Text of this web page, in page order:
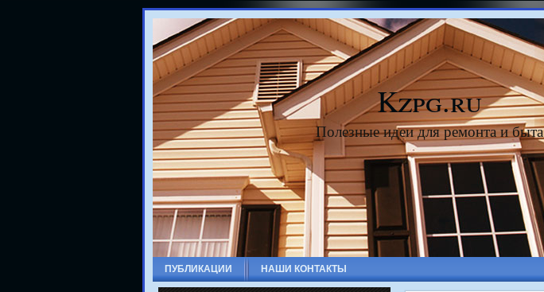
Kzpg.ru
Полезные идеи для ремонта и быта
ПУБЛИКАЦИИ НАШИ КОНТАКТЫ